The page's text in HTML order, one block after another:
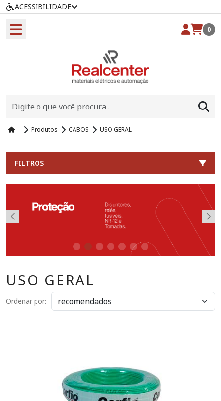
ACESSIBILIDADE
0
Produtos CABOS USO GERAL
FILTROS
USO GERAL
Ordenar por: